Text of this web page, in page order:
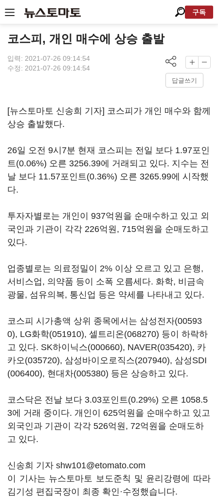
구독
코스피, 개인 매수에 상승 출발
입력: 2021-07-26 09:14:54
수정: 2021-07-26 09:14:54
답글쓰기
[뉴스토마토 신송희 기자] 코스피가 개인 매수와 함께
상승 출발했다.
26일 오전 9시7분 현재 코스피는 전일 보다 1.97포인
트(0.06%) 오른 3256.39에 거래되고 있다. 지수는 전
날 보다 11.57포인트(0.36%) 오른 3265.99에 시작했
다.
투자자별로는 개인이 937억원을 순매수하고 있고 외
국인과 기관이 각각 226억원, 715억원을 순매도하고
있다.
업종별로는 의료정밀이 2% 이상 오르고 있고 은행,
서비스업, 의약품 등이 소폭 오름세다. 화학, 비금속
광물, 섬유의복, 통신업 등은 약세를 나타내고 있다.
코스피 시가총액 상위 종목에서는 삼성전자(00593
0), LG화학(051910), 셀트리온(068270) 등이 하락하
고 있다. SK하이닉스(000660), NAVER(035420), 카
카오(035720), 삼성바이오로직스(207940), 삼성SDI
(006400), 현대차(005380) 등은 상승하고 있다.
코스닥은 전날 보다 3.03포인트(0.29%) 오른 1058.5
3에 거래 중이다. 개인이 625억원을 순매수하고 있고
외국인과 기관이 각각 526억원, 72억원을 순매도하
고 있다.
신송희 기자 shw101@etomato.com
이 기사는 뉴스토마토 보도준칙 및 윤리강령에 따라
김기성 편집국장이 최종 확인·수정했습니다.